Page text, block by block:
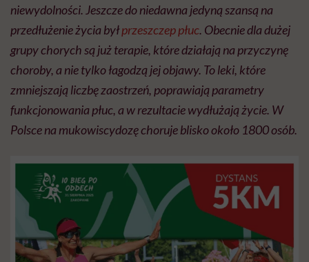
niewydolności. Jeszcze do niedawna jedyną szansą na
przedłużenie życia byłprzeszczep płuc. Obecnie dla dużej
grupy chorych są już terapie, które działają na przyczynę
choroby, a nie tylko łagodzą jej objawy. To leki, które
zmniejszają liczbę zaostrzeń, poprawiają parametry
funkcjonowania płuc, a w rezultacie wydłużają życie. W
Polsce na mukowiscydozę choruje blisko około 1800 osób.